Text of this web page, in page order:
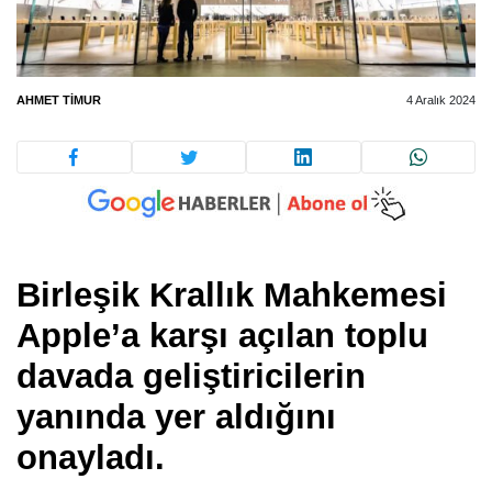
AHMET TIMUR 4 Aralık 2024
Birleşik Krallık Mahkemesi
Apple’a karşı açılan toplu
davada geliştiricilerin
yanında yer aldığını
onayladı.